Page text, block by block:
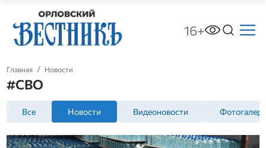
16+
Главная Новости
#СВО
Все Новости Видеоновости